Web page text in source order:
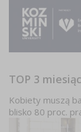
TOP 3
Kobiety muszą
blisko 80 proc.